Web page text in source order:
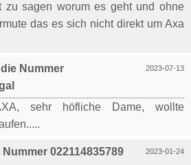
zu sagen worum es geht und ohne
das es sich nicht direkt um Axa
2023-07-13
Nummer
sehr höfliche Dame, wollte
2023-01-24
022114835789